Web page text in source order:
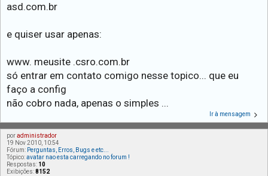
asd.com.br
e quiser usar apenas:
www. meusite .csro.com.br
só entrar em contato comigo nesse topico... que eu
faço a config
não cobro nada, apenas o simples ...
Ir à mensagem
poradministrador
19 Nov 2010, 10:54
Fórum: Perguntas, Erros, Bugs e etc...
Tópico:avatar nao esta carregando no forum !
Respostas: 10
Exibições:8152